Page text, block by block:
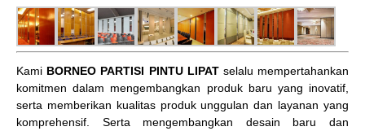
Kami BORNEO PARTISI PINTU LIPATselalu mempertahankan
komitmen dalam mengembangkan produk baru yang inovatif,
serta memberikan kualitas produk unggulan dan layanan yang
komprehensif. Serta mengembangkan desain baru dan